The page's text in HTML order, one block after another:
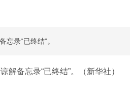
录“已终结”。
备忘录“已终结”。（新华社）